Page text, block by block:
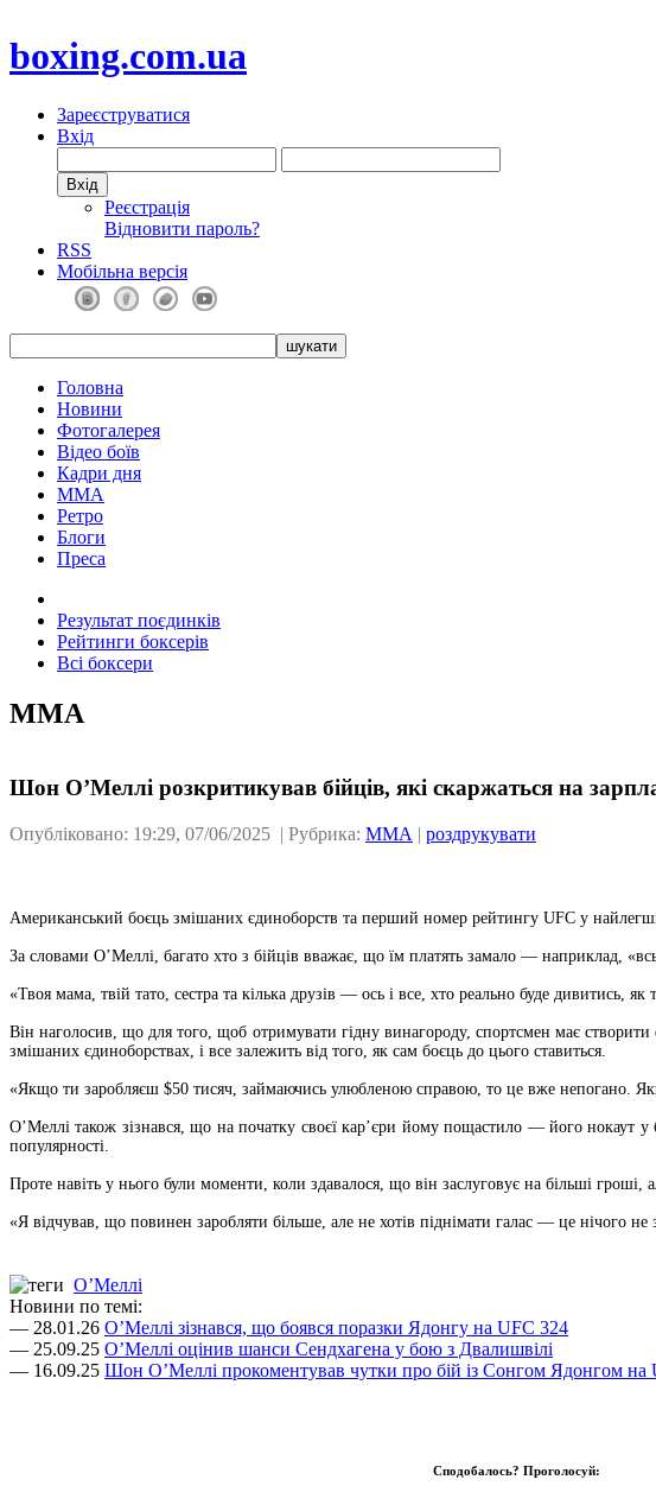
boxing.com.ua
Зареєструватися
Вхід
Реєстрація
Відновити пароль?
RSS
Мобільна версія
Головна
Новини
Фотогалерея
Відео боїв
Кадри дня
ММА
Ретро
Блоги
Преса
Результат поєдинків
Рейтинги боксерів
Всі боксери
ММА
Шон О’Меллі розкритикував бійців, які скаржаться на
Опубліковано: 19:29, 07/06/2025 | Рубрика: ММА | роздрукувати
Американський боєць змішаних єдиноборств та перший номер рейтингу UFC у
За словами О’Меллі, багато хто з бійців вважає, що їм платять замало — наприклад,
«Твоя мама, твій тато, сестра та кілька друзів — ось і все, хто реально буде дивитись,
Він наголосив, що для того, щоб отримувати гідну винагороду, спортсмен має
змішаних єдиноборствах, і все залежить від того, як сам боєць до цього ставиться.
«Якщо ти заробляєш $50 тисяч, займаючись улюбленою справою, то це вже непогано.
О’Меллі також зізнався, що на початку своєї кар’єри йому пощастило — його
популярності.
Проте навіть у нього були моменти, коли здавалося, що він заслуговує на більші гроші,
«Я відчував, що повинен заробляти більше, але не хотів піднімати галас — це нічого
О’Меллі
Новини по темі:
— 28.01.26 О’Меллі зізнався, що боявся поразки Ядонгу на UFC 324
— 25.09.25 О’Меллі оцінив шанси Сендхагена у бою з Двалишвілі
— 16.09.25 Шон О’Меллі прокоментував чутки про бій із Сонгом Ядонгом на
Сподобалось? Проголосуй: